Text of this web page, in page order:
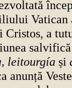
Cristos, a
leitourgía și
anunță